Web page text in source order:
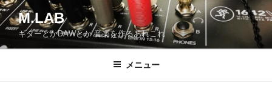
コ
ン
ン
M.LAB
ギターとかDAWとか 音楽を作るあれこれ
メニュー